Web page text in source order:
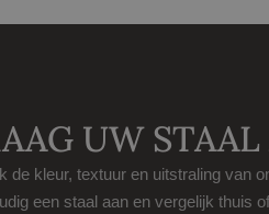
UW
de kleur, textuur en uitstraling van
een staal aan en vergelijk thuis